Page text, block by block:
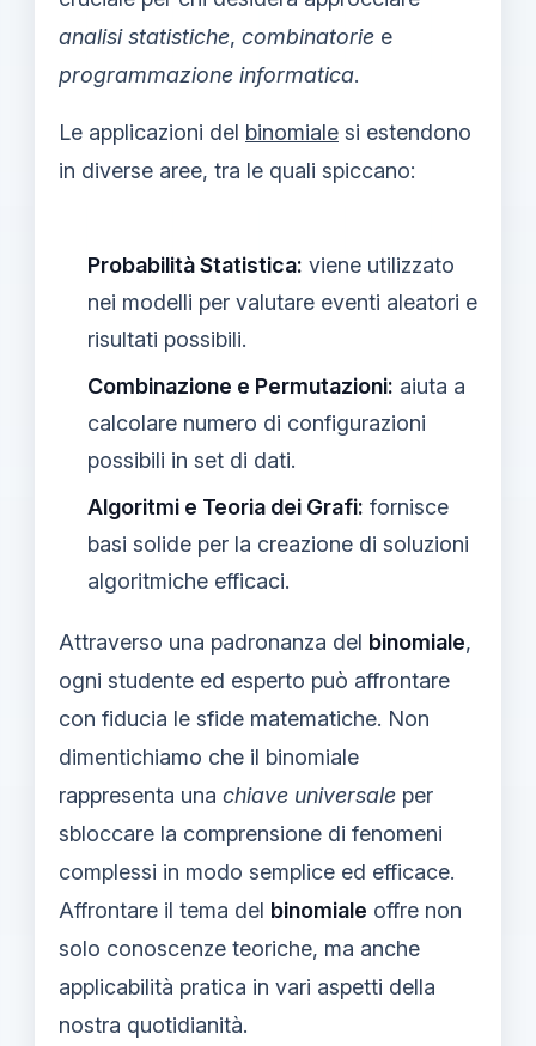
analisi statistiche, combinatorie e
programmazione informatica.
Le applicazioni del binomiale si estendono
in diverse aree, tra le quali spiccano:
Probabilità Statistica: viene utilizzato
nei modelli per valutare eventi aleatori e
risultati possibili.
Combinazione e Permutazioni: aiuta a
calcolare numero di configurazioni
possibili in set di dati.
Algoritmi e Teoria dei Grafi: fornisce
basi solide per la creazione di soluzioni
algoritmiche efficaci.
Attraverso una padronanza del binomiale,
ogni studente ed esperto può affrontare
con fiducia le sfide matematiche. Non
dimentichiamo che il binomiale
rappresenta una chiave universale per
sbloccare la comprensione di fenomeni
complessi in modo semplice ed efficace.
Affrontare il tema del binomiale offre non
solo conoscenze teoriche, ma anche
applicabilità pratica in vari aspetti della
nostra quotidianità.